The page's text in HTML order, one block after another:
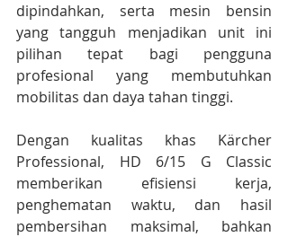
dipindahkan, serta mesin bensin
yang tangguh menjadikan unit ini
pilihan tepat bagi pengguna
profesional yang membutuhkan
mobilitas dan daya tahan tinggi.
Dengan kualitas khas Kärcher
Professional, HD 6/15 G Classic
memberikan efisiensi kerja,
penghematan waktu, dan hasil
pembersihan maksimal, bahkan